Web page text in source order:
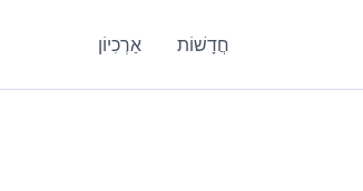
חֲדָשׁוֹת אַרְכִיוֹן